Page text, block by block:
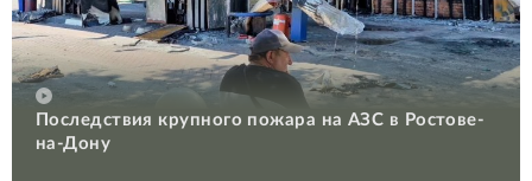
Последствия крупного пожара на АЗС в Ростове-
на-Дону